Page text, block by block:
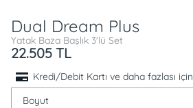
Dual Dream Plus
Yatak Baza Başlık 3'lü Set
22.505 TL
Kredi/Debit Kartı ve daha fazlası için
Boyut